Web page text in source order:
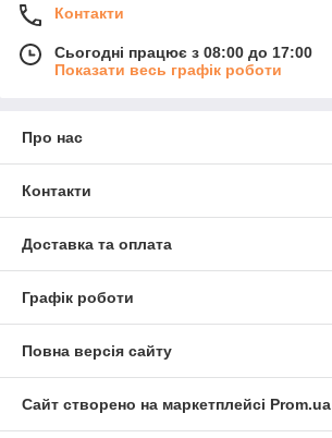
Контакти
Сьогодні працює з 08:00 до 17:00
Показати весь графік роботи
Про нас
Контакти
Доставка та оплата
Графік роботи
Повна версія сайту
Сайт створено на маркетплейсі Prom.ua